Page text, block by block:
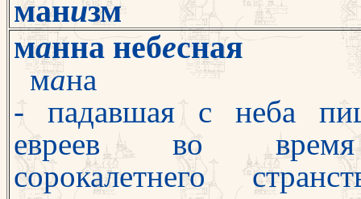
манизм
манна небесная
мана
- падавшая с неба
евреев во
сорокалетнего